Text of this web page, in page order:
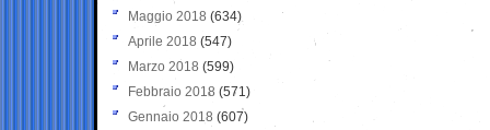
Maggio 2018 (634)
Aprile 2018 (547)
Marzo 2018 (599)
Febbraio 2018 (571)
Gennaio 2018 (607)